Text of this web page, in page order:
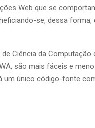
Web que se
se, dessa forma,
Ciência da Computação
são mais fáceis e
um único código-fonte